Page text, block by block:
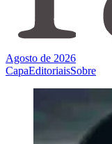
Agosto de 2026
CapaEditoriaisSobre